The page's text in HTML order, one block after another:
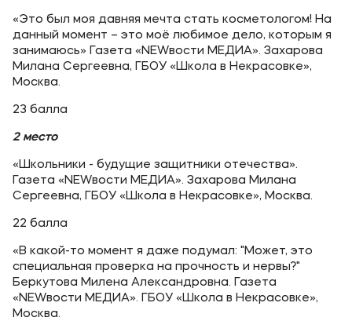
«Это был моя давняя мечта стать косметологом! На
данный момент – это моё любимое дело, которым я
занимаюсь» Газета «NEWвости МЕДИА». Захарова
Милана Сергеевна, ГБОУ «Школа в Некрасовке»,
Москва.
23 балла
2 место
«Школьники - будущие защитники отечества».
Газета «NEWвости МЕДИА». Захарова Милана
Сергеевна, ГБОУ «Школа в Некрасовке», Москва.
22 балла
«В какой-то момент я даже подумал: "Может, это
специальная проверка на прочность и нервы?"
Беркутова Милена Александровна. Газета
«NEWвости МЕДИА». ГБОУ «Школа в Некрасовке»,
Москва.